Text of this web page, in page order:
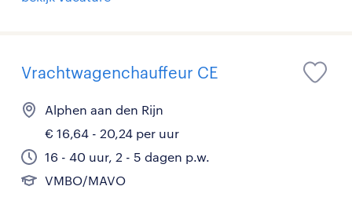
Vrachtwagenchauffeur CE
Alphen aan den Rijn
€ 16,64 - 20,24 per uur
16 - 40 uur, 2 - 5 dagen p.w.
VMBO/MAVO